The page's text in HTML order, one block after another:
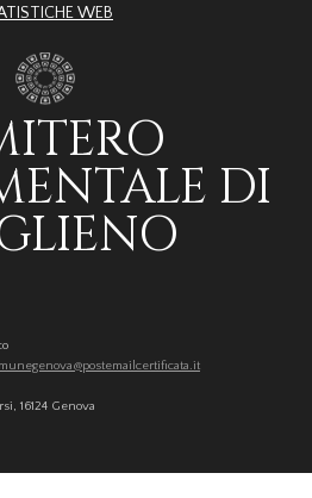
WEB
DI
16124 Genova